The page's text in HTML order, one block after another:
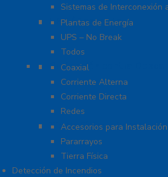
Sistemas de Interconexión
UPS / Respaldo
Plantas de Energía
UPS – No Break
Todos
Protección contra
Coaxial
Corriente Alterna
Corriente Directa
Redes
Tierra Física y Pararrayos
Accesorios para Instalación
Pararrayos
Tierra Física
Detección de Incendios